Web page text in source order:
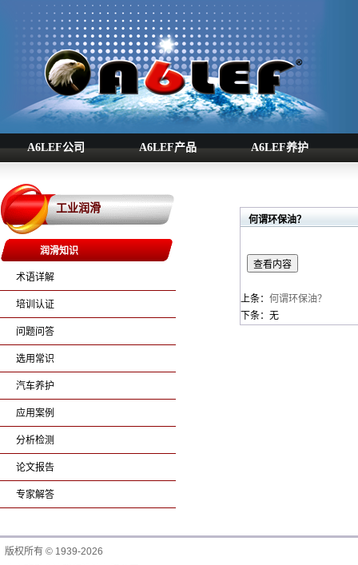
A6LEF公司 A6LEF产品 A6LEF养护
工业润滑
润滑知识
术语详解
培训认证
问题问答
选用常识
汽车养护
应用案例
分析检测
论文报告
专家解答
何谓环保油？
上条： 何谓环保油？
下条：无
版权所有 © 1939-2026